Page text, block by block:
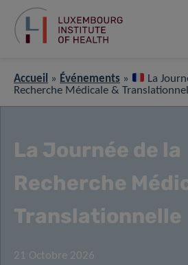
Accueil » Événements »
La
Recherche Médicale &
La Journée de la
Recherche
Translationnelle
21 Octobre 2026